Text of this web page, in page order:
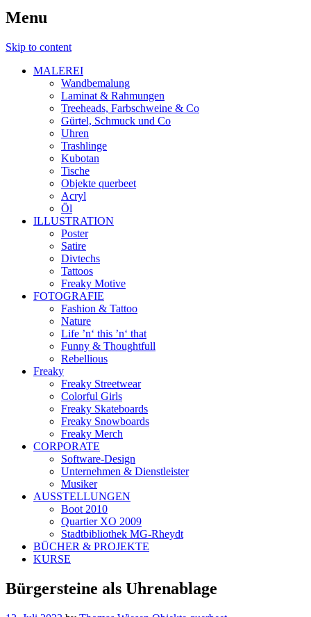
Menu
Skip to content
MALEREI
Wandbemalung
Laminat & Rahmungen
Treeheads, Farbschweine & Co
Gürtel, Schmuck und Co
Uhren
Trashlinge
Kubotan
Tische
Objekte querbeet
Acryl
Öl
ILLUSTRATION
Poster
Satire
Divtechs
Tattoos
Freaky Motive
FOTOGRAFIE
Fashion & Tattoo
Nature
Life ’n‘ this ’n‘ that
Funny & Thoughtfull
Rebellious
Freaky
Freaky Streetwear
Colorful Girls
Freaky Skateboards
Freaky Snowboards
Freaky Merch
CORPORATE
Software-Design
Unternehmen & Dienstleister
Musiker
AUSSTELLUNGEN
Boot 2010
Quartier XO 2009
Stadtbibliothek MG-Rheydt
BÜCHER & PROJEKTE
KURSE
Bürgersteine als Uhrenablage